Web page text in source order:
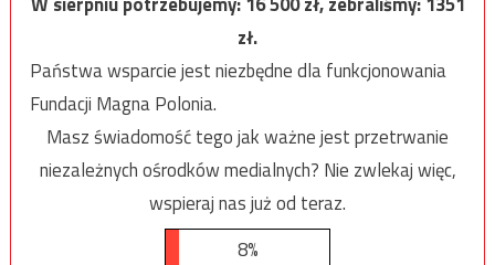
zł.
Państwa wsparcie jest niezbędne dla funkcjonowania
Fundacji Magna Polonia.
Masz świadomość tego jak ważne jest przetrwanie
niezależnych ośrodków medialnych? Nie zwlekaj więc,
wspieraj nas już od teraz.
8%